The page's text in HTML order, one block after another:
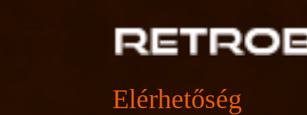
Elérhetőség